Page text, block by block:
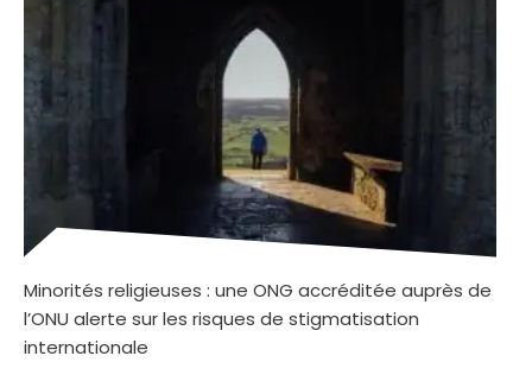
Minorités religieuses : une ONG accréditée auprès de
l’ONU alerte sur les risques de stigmatisation
internationale